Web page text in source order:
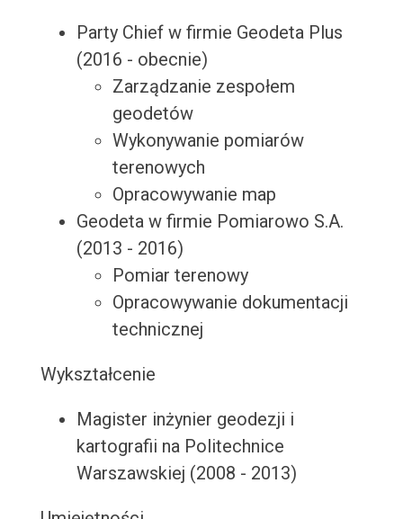
Party Chief w firmie Geodeta Plus
(2016 - obecnie)
Zarządzanie zespołem
geodetów
Wykonywanie pomiarów
terenowych
Opracowywanie map
Geodeta w firmie Pomiarowo S.A.
(2013 - 2016)
Pomiar terenowy
Opracowywanie dokumentacji
technicznej
Wykształcenie
Magister inżynier geodezji i
kartografii na Politechnice
Warszawskiej (2008 - 2013)